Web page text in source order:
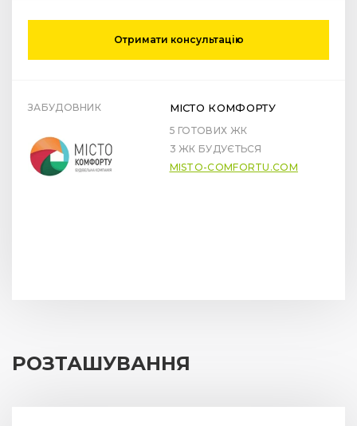
Отримати консультацію
ЗАБУДОВНИК МІСТО КОМФОРТУ
5 ГОТОВИХ ЖК
3 ЖК БУДУЄТЬСЯ
MISTO-COMFORTU.COM
РОЗТАШУВАННЯ